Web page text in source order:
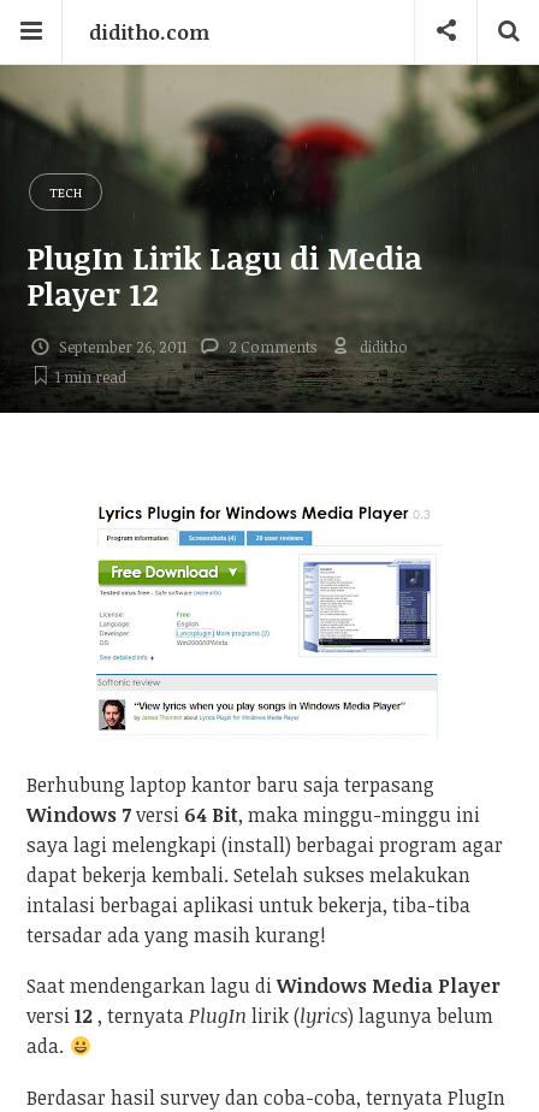
diditho.com
TECH
PlugIn Lirik Lagu di Media
Player 12
September 26, 2011 2 Comments
diditho
1 minread
Berhubung laptop kantor baru saja terpasang
Windows 7versi 64 Bit, maka minggu-minggu ini
saya lagi melengkapi (install) berbagai program agar
dapat bekerja kembali. Setelah sukses melakukan
intalasi berbagai aplikasi untuk bekerja, tiba-tiba
tersadar ada yang masih kurang!
Saat mendengarkan lagu diWindows Media Player
versi12, ternyataPlugIn lirik (lyrics) lagunya belum
ada.
Berdasar hasil survey dan coba-coba, ternyata PlugIn